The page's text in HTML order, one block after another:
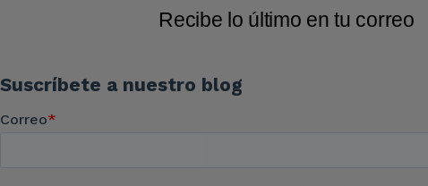
Recibe lo último en tu correo